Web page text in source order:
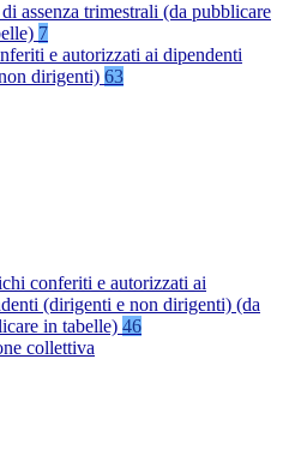
assenza trimestrali (da pubblicare
7
e autorizzati ai dipendenti
dirigenti) 63
conferiti e autorizzati ai
(dirigenti e non dirigenti) (da
in tabelle) 46
collettiva